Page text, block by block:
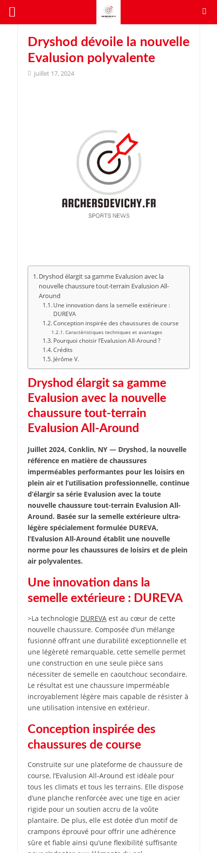
Dryshod dévoile la nouvelle
Evalusion polyvalente
juillet 17, 2024
Dryshod élargit sa gamme Evalusion avec la
nouvelle chaussure tout-terrain Evalusion All-
Around
Une innovation dans la semelle extérieure :
DUREVA
Conception inspirée des chaussures de course
Caractéristiques techniques et avantages
Pourquoi choisir l’Evalusion All-Around ?
Crédits
Jérôme V.
Dryshod élargit sa gamme
Evalusion avec la nouvelle
chaussure tout-terrain
Evalusion All-Around
Juillet 2024, Conklin, NY — Dryshod, la nouvelle
référence en matière de chaussures
imperméables performantes pour les loisirs en
plein air et l’utilisation professionnelle, continue
d’élargir sa série Evalusion avec la toute
nouvelle chaussure tout-terrain Evalusion All-
Around. Basée sur la semelle extérieure ultra-
légère spécialement formulée DUREVA,
l’Evalusion All-Around établit une nouvelle
norme pour les chaussures de loisirs et de plein
air polyvalentes.
Une innovation dans la
semelle extérieure : DUREVA
>La technologie DUREVAest au cœur de cette
nouvelle chaussure. Composée d’un mélange
fusionné offrant une durabilité exceptionnelle et
une légèreté remarquable, cette semelle permet
une construction en une seule pièce sans
nécessiter de semelle en caoutchouc secondaire.
Le résultat est une chaussure imperméable
incroyablement légère mais capable de résister à
une utilisation intensive en extérieur.
Conception inspirée des
chaussures de course
Construite sur une plateforme de chaussure de
course, l’Evalusion All-Around est idéale pour
tous les climats et tous les terrains. Elle dispose
d’une planche renforcée avec une tige en acier
rigide pour un soutien accru de la voûte
plantaire. De plus, elle est dotée d’un motif de
crampons éprouvé pour offrir une adhérence
sûre et fiable ainsi qu’une flexibilité suffisante